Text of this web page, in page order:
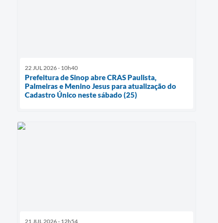
22 JUL 2026 - 10h40
Prefeitura de Sinop abre CRAS Paulista,
Palmeiras e Menino Jesus para atualização do
Cadastro Único neste sábado (25)
21 JUL 2026 - 12h54